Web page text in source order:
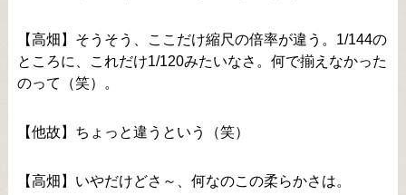
【高畑】そうそう、ここだけ縮尺の倍率が違う。1/144の
ところに、これだけ1/120みたいなさ。何で揃えなかった
のって（笑）。
【他故】ちょっと違うという（笑）
【高畑】いやだけどさ～、何なのこの柔らかさは。